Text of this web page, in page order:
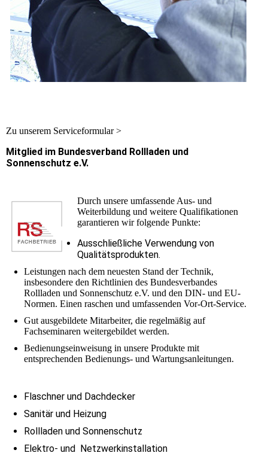
Zu unserem Serviceformular >
Mitglied im Bundesverband Rollladen und
Sonnenschutz e.V.
Durch unsere umfassende Aus- und
Weiterbildung und weitere Qualifikationen
garantieren wir folgende Punkte:
Ausschließliche Verwendung von
Qualitätsprodukten.
Leistungen nach dem neuesten Stand der Technik,
insbesondere den Richtlinien des Bundesverbandes
Rollladen und Sonnenschutz e.V. und den DIN- und EU-
Normen. Einen raschen und umfassenden Vor-Ort-Service.
Gut ausgebildete Mitarbeiter, die regelmäßig auf
Fachseminaren weitergebildet werden.
Bedienungseinweisung in unsere Produkte mit
entsprechenden Bedienungs- und Wartungsanleitungen.
Flaschner und Dachdecker
Sanitär und Heizung
Rollladen und Sonnenschutz
Elektro- und Netzwerkinstallation